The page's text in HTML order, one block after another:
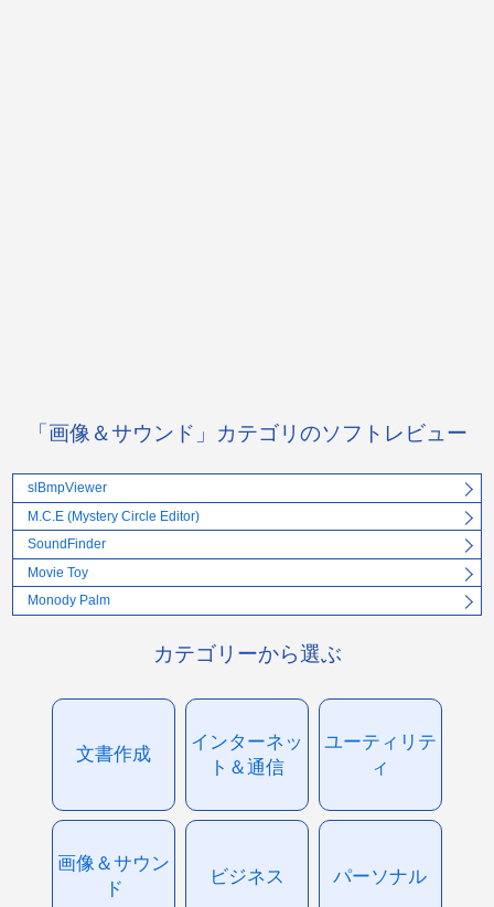
「画像＆サウンド」カテゴリのソフトレビュー
slBmpViewer
M.C.E (Mystery Circle Editor)
SoundFinder
Movie Toy
Monody Palm
カテゴリーから選ぶ
文書作成
インターネッ
ト＆通信
ユーティリテ
ィ
画像＆サウン
ド
ビジネス パーソナル